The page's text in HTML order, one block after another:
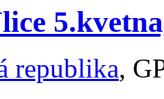
republika,